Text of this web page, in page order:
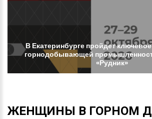
В Екатеринбурге пройдетключевое
горнодобывающей
«Рудник»
ЖЕНЩИНЫ В ГОРНОМ